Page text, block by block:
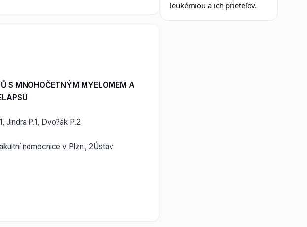
S MNOHOČETNÝM MYELOMEM A
Jindra P.1, Dvo?ák P.2
nemocnice v Plzni, 2Ústav
leukémiou a ich prieteľov.